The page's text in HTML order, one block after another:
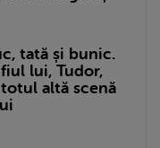
tată și bunic.
lui, Tudor,
altă scenă